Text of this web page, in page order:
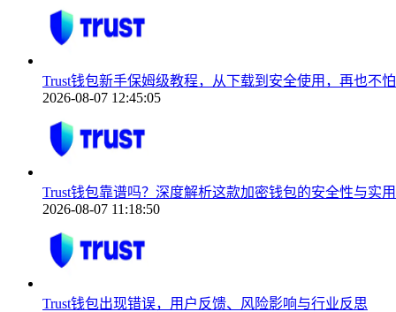
Trust钱包新手保姆级教程，从下载到安全使用，再也不
2026-08-07 12:45:05
Trust钱包靠谱吗？深度解析这款加密钱包的安全性与实
2026-08-07 11:18:50
Trust钱包出现错误，用户反馈、风险影响与行业反思